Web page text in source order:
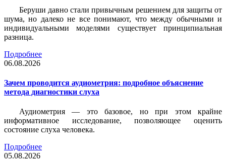
Беруши давно стали привычным решением для защиты от
шума, но далеко не все понимают, что между обычными и
индивидуальными моделями существует принципиальная
разница.
Подробнее
06.08.2026
Зачем проводится аудиометрия: подробное объяснение
метода диагностики слуха
Аудиометрия — это базовое, но при этом крайне
информативное исследование, позволяющее оценить
состояние слуха человека.
Подробнее
05.08.2026